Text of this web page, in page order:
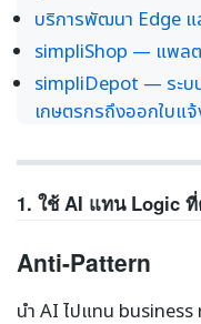
บริการพัฒนา Edge
simpliShop — แพลต
simpliDepot — ระบ
เกษตรกรถึงออกใบแ
1. ใช้ AI แทน Logic
Anti-Pattern
นำ AI ไปแทน